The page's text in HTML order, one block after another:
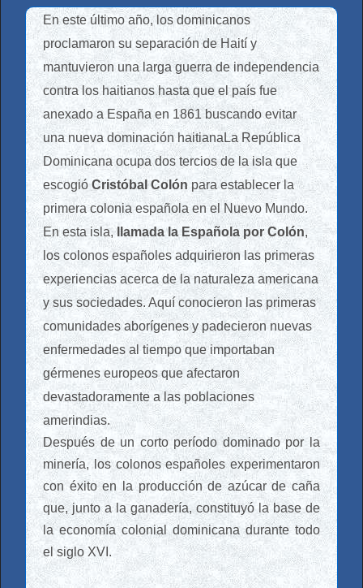
En este último año, los dominicanos
proclamaron su separación de Haití y
mantuvieron una larga guerra de independencia
contra los haitianos hasta que el país fue
anexado a España en 1861 buscando evitar
una nueva dominación haitiana La República
Dominicana ocupa dos tercios de la isla que
escogió Cristóbal Colónpara establecer la
primera colonia española en el Nuevo Mundo.
En esta isla,llamada la Española por Colón,
los colonos españoles adquirieron las primeras
experiencias acerca de la naturaleza americana
y sus sociedades. Aquí conocieron las primeras
comunidades aborígenes y padecieron nuevas
enfermedades al tiempo que importaban
gérmenes europeos que afectaron
devastadoramente a las poblaciones
amerindias.
Después de un corto período dominado por la
minería, los colonos españoles experimentaron
con éxito en la producción de azúcar de caña
que, junto a la ganadería, constituyó la base de
la economía colonial dominicana durante todo
el siglo XVI.